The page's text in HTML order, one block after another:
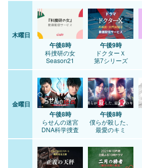
木曜日
午後8時
科捜研の女
Season21
午後9時
ドクターＸ
第7シリーズ
金曜日
午後8時
らせんの迷宮
DNA科学捜査
午後8時
僕らが殺した、
最愛のキミ